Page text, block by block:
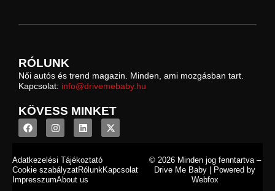
RÓLUNK
Női autós és trend magazin. Minden, ami mozgásban tart.
Kapcsolat: info@drivemebaby.hu
KÖVESS MINKET
© 2026 Minden jog fenntartva –
Drive Me Baby | Powered by
Webfox
Adatkezelési Tájékoztató
Cookie szabályzatRólunkKapcsolat
ImpresszumAbout us